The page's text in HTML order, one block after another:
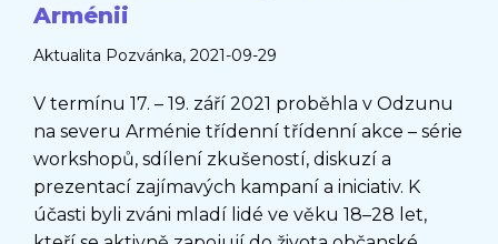
Arménii
Aktualita Pozvánka, 2021-09-29
V termínu 17. – 19. září 2021 proběhla v Odzunu
na severu Arménie třídenní třídenní akce – série
workshopů, sdílení zkušeností, diskuzí a
prezentací zajímavých kampaní a iniciativ. K
účasti byli zváni mladí lidé ve věku 18–28 let,